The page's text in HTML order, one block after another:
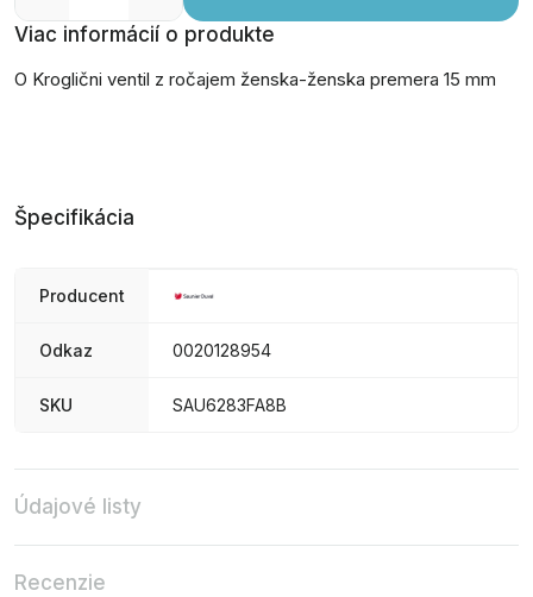
Viac informácií o produkte
O Kroglični ventil z ročajem ženska-ženska premera 15 mm
Špecifikácia
Producent
Odkaz 0020128954
SKU SAU6283FA8B
Údajové listy
Recenzie